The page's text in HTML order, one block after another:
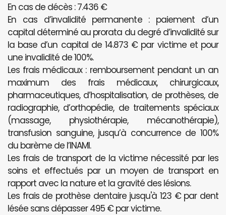
En cas de décès : 7.436 €
En cas d’invalidité permanente : paiement d’un
capital déterminé au prorata du degré d’invalidité sur
la base d’un capital de 14.873 € par victime et pour
une invalidité de 100%.
Les frais médicaux : remboursement pendant un an
maximum des frais médicaux, chirurgicaux,
pharmaceutiques, d’hospitalisation, de prothèses, de
radiographie, d’orthopédie, de traitements spéciaux
(massage, physiothérapie, mécanothérapie),
transfusion sanguine, jusqu’à concurrence de 100%
du barème de l’INAMI.
Les frais de transport de la victime nécessité par les
soins et effectués par un moyen de transport en
rapport avec la nature et la gravité des lésions.
Les frais de prothèse dentaire jusqu'à 123 € par dent
lésée sans dépasser 495 € par victime.